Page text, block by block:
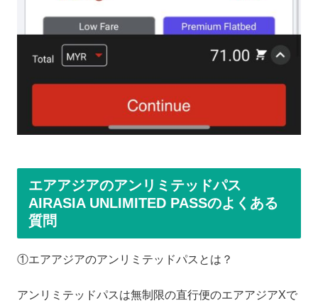
エアアジアのアンリミテッドパス
AIRASIA UNLIMITED PASSのよくある
質問
①エアアジアのアンリミテッドパスとは？
アンリミテッドパスは無制限の直行便のエアアジアXで